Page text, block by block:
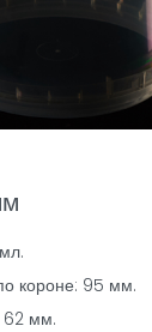
короне: 95 мм.
62 мм.